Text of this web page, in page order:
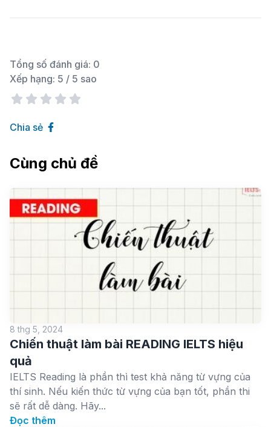
Tổng số đánh giá: 0
Xếp hạng: 5 / 5 sao
Chia sẻ
Cùng chủ đề
8 thg 5, 2024
Chiến thuật làm bài READING IELTS hiệu
quả
IELTS Reading là phần thì test khả năng từ vựng của
thí sinh. Nếu kiến thức từ vựng của bạn tốt, phần thi
sẽ rất dễ dàng. Hãy...
Đọc thêm